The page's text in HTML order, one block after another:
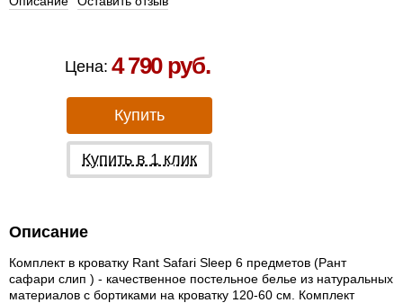
Цена: 4 790 руб.
Купить
Купить в 1 клик
Описание
Комплект в кроватку Rant Safari Sleep 6 предметов (Рант
сафари слип ) - качественное постельное белье из натуральных
материалов с бортиками на кроватку 120-60 см. Комплект